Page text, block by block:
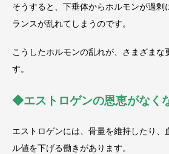
そうすると、下垂体からホルモンが過
ランスが乱れてしまうのです。
こうしたホルモンの乱れが、さまざまな
す。
◆エストロゲンの恩恵がなく
エストロゲンには、骨量を維持したり、
ル値を下げる働きがあります。